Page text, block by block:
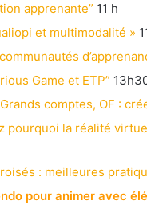
apprenante” 11 h
et multimodalité »
Game et ETP”
comptes, OF :
pourquoi la réalité
: meilleures
pour animer avec